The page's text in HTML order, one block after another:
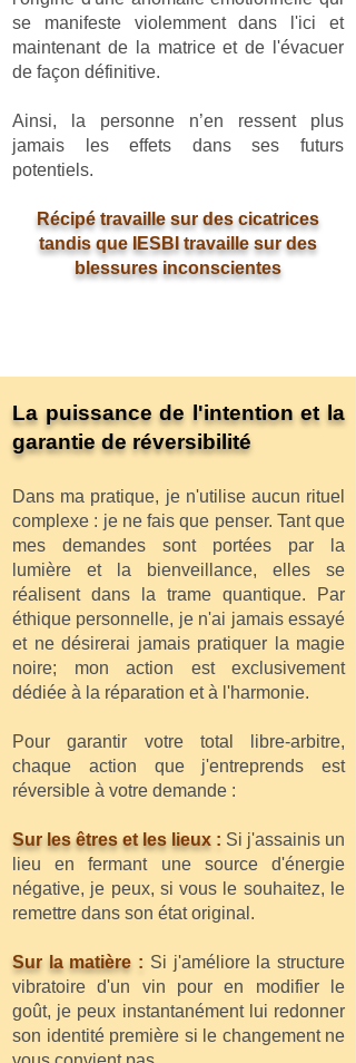
se manifeste violemment dans l'ici et
maintenant de la matrice et de l'évacuer
de façon définitive.
Ainsi, la personne n’en ressent plus
jamais les effets dans ses futurs
potentiels.
Récipé travaille sur des cicatrices
tandis que IESBI travaille sur des
blessures inconscientes
La puissance de l'intention et la
garantie de réversibilité
Dans ma pratique, je n'utilise aucun rituel
complexe : je ne fais que penser. Tant que
mes demandes sont portées par la
lumière et la bienveillance, elles se
réalisent dans la trame quantique. Par
éthique personnelle, je n'ai jamais essayé
et ne désirerai jamais pratiquer la magie
noire; mon action est exclusivement
dédiée à la réparation et à l'harmonie.
Pour garantir votre total libre-arbitre,
chaque action que j'entreprends est
réversible à votre demande :
Sur les êtres et les lieux : Si j'assainis un
lieu en fermant une source d'énergie
négative, je peux, si vous le souhaitez, le
remettre dans son état original.
Sur la matière : Si j'améliore la structure
vibratoire d'un vin pour en modifier le
goût, je peux instantanément lui redonner
son identité première si le changement ne